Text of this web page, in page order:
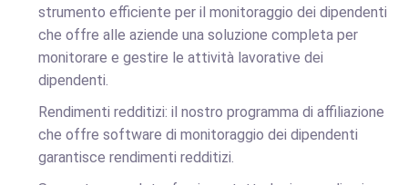
strumento efficiente per il monitoraggio dei dipendenti
che offre alle aziende una soluzione completa per
monitorare e gestire le attività lavorative dei
dipendenti.
Rendimenti redditizi: il nostro programma di affiliazione
che offre software di monitoraggio dei dipendenti
garantisce rendimenti redditizi.